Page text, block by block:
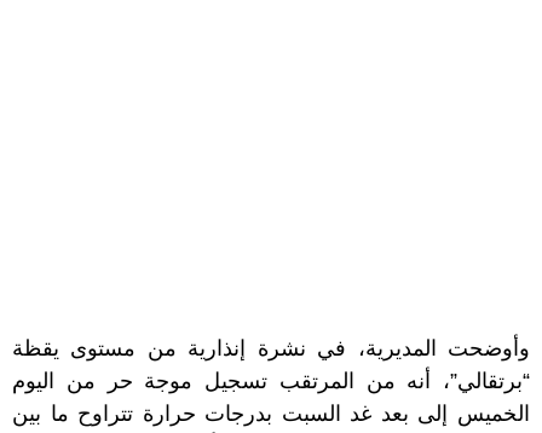
وأوضحت المديرية، في نشرة إنذارية من مستوى يقظة
“برتقالي”، أنه من المرتقب تسجيل موجة حر من اليوم
الخميس إلى بعد غد السبت بدرجات حرارة تتراوح ما بين